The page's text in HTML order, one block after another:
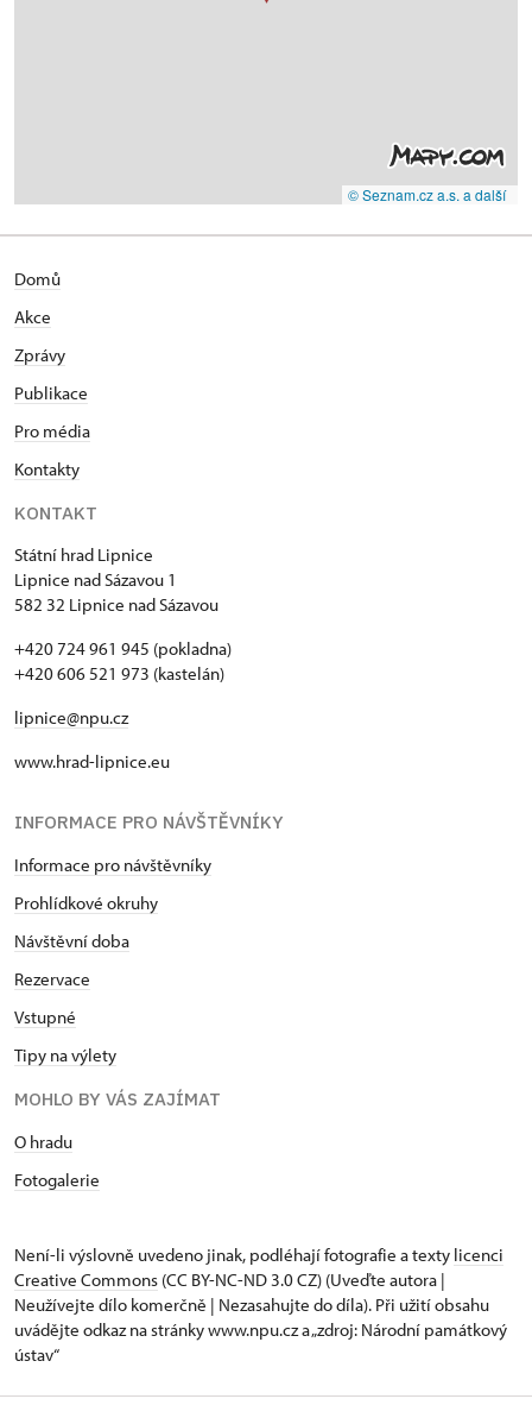
© Seznam.cz a.s. a další
Domů
Akce
Zprávy
Publikace
Pro média
Kontakty
KONTAKT
Státní hrad Lipnice
Lipnice nad Sázavou 1
582 32 Lipnice nad Sázavou
+420 724 961 945 (pokladna)
+420 606 521 973 (kastelán)
lipnice@npu.cz
www.hrad-lipnice.eu
INFORMACE PRO NÁVŠTĚVNÍKY
Informace pro návštěvníky
Prohlídkové okruhy
Návštěvní doba
Rezervace
Vstupné
Tipy na výlety
MOHLO BY VÁS ZAJÍMAT
O hradu
Fotogalerie
Není-li výslovně uvedeno jinak, podléhají fotografie a texty licenci
Creative Commons (CC BY-NC-ND 3.0 CZ) (Uveďte autora |
Neužívejte dílo komerčně | Nezasahujte do díla). Při užití obsahu
uvádějte odkaz na stránky www.npu.cz a „zdroj: Národní památkový
ústav“